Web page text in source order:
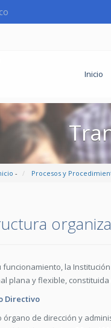
Inicio
- Procesos y
funcionamiento, la
plana y flexible,
Directivo
órgano de dirección y